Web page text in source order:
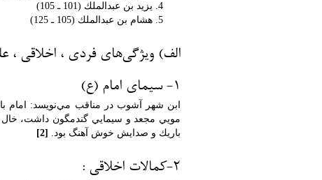
يزيد بن عبدالملك (101 ـ 105)
هشام بن عبدالملك (105 ـ 125)
الف) ويژگي‌هاي فردی ، اخلاقی ،
1- سیمای امام (ع)
ابن شهر آشوب در مناقب مي‌نويسد: امام
مويي مجعد و سيمايي گندمگون داشت،
باريك و صدايش خوش آهنگ بود. [2]
2-کمالات اخلاقی :